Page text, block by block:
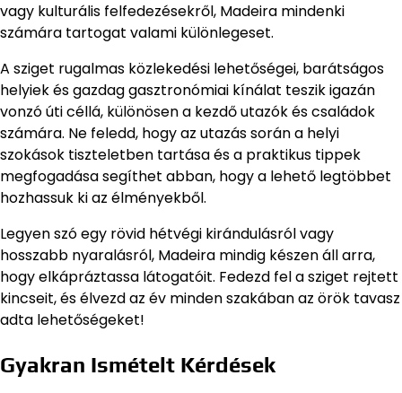
vagy kulturális felfedezésekről, Madeira mindenki
számára tartogat valami különlegeset.
A sziget rugalmas közlekedési lehetőségei, barátságos
helyiek és gazdag gasztronómiai kínálat teszik igazán
vonzó úti céllá, különösen a kezdő utazók és családok
számára. Ne feledd, hogy az utazás során a helyi
szokások tiszteletben tartása és a praktikus tippek
megfogadása segíthet abban, hogy a lehető legtöbbet
hozhassuk ki az élményekből.
Legyen szó egy rövid hétvégi kirándulásról vagy
hosszabb nyaralásról, Madeira mindig készen áll arra,
hogy elkápráztassa látogatóit. Fedezd fel a sziget rejtett
kincseit, és élvezd az év minden szakában az örök tavasz
adta lehetőségeket!
Gyakran Ismételt Kérdések